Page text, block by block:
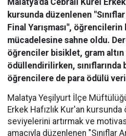
Malatya'da Cebrail Kurel Erkek
kursunda düzenlenen
Final Yarışması", öğrencilerin
mücadelesine sahne oldu.
öğrenciler bisiklet, gram
ödüllendirilirken,
öğrencilere de para ödülü
Malatya Yeşilyurt İlçe
Erkek Hafızlık Kur'an
seviyelerini artırmak ve
amacıyla düzenlenen "Sınıflar